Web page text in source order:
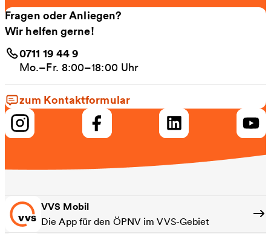
Fragen oder Anliegen?
Wir helfen gerne!
0711 19 44 9
Mo.–Fr. 8:00–18:00 Uhr
zum Kontaktformular
VVS Mobil
Die App für den ÖPNV im VVS-Gebiet